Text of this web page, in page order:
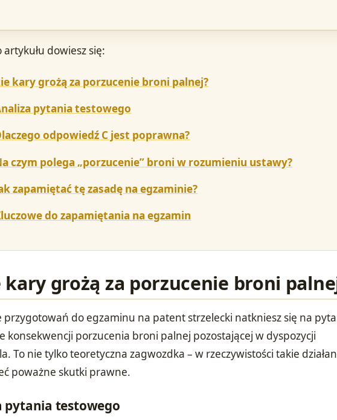
artykułu dowiesz się:
kary grożą za porzucenie broni palnej?
pytania testowego
odpowiedź C jest poprawna?
czym polega „porzucenie” broni w rozumieniu ustawy?
zapamiętać tę zasadę na egzaminie?
do zapamiętania na egzamin
kary grożą za porzucenie broni
przygotowań do egzaminu na patent strzelecki natkniesz się na
konsekwencji porzucenia broni palnej pozostającej w dyspozycji
To nie tylko teoretyczna zagwozdka – w rzeczywistości takie
poważne skutki prawne.
pytania testowego